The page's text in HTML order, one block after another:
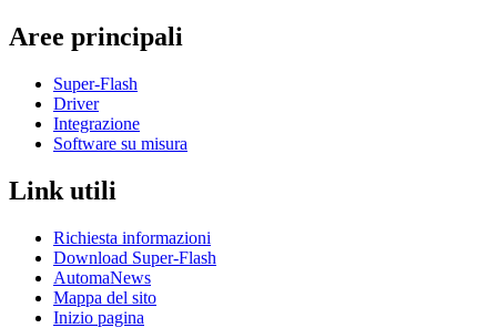
Aree principali
Super-Flash
Driver
Integrazione
Software su misura
Link utili
Richiesta informazioni
Download Super-Flash
AutomaNews
Mappa del sito
Inizio pagina